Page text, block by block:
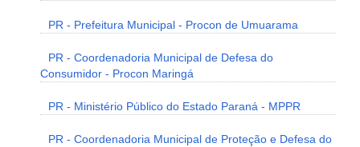
PR - Prefeitura Municipal - Procon de Umuarama
PR - Coordenadoria Municipal de Defesa do
Consumidor - Procon Maringá
PR - Ministério Público do Estado Paraná - MPPR
PR - Coordenadoria Municipal de Proteção e Defesa do